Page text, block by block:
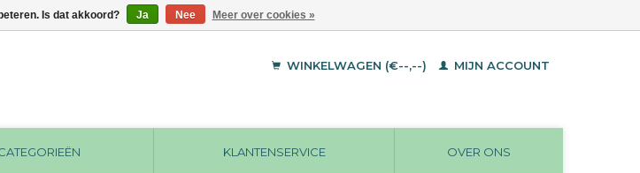
WINKELWAGEN (€--,--) MIJN ACCOUNT
KLANTENSERVICE OVER ONS
Is dat akkoord? Ja Nee Meer over cookies »